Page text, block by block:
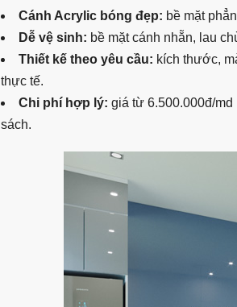
Cánh Acrylic bóng đẹp: bề mặt
Dễ vệ sinh: bề mặt cánh nhẵn, lau
Thiết kế theo yêu cầu: kích thước,
thực tế.
Chi phí hợp lý: giá từ 6.500.000đ/
sách.